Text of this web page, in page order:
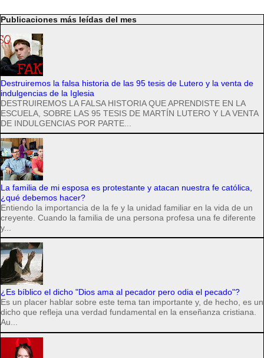
Publicaciones más leídas del mes
Destruiremos la falsa historia de las 95 tesis de Lutero y la venta de
indulgencias de la Iglesia
DESTRUIREMOS LA FALSA HISTORIA QUE APRENDISTE EN LA
ESCUELA, SOBRE LAS 95 TESIS DE MARTÍN LUTERO Y LA VENTA
DE INDULGENCIAS POR PARTE...
La familia de mi esposa es protestante y atacan nuestra fe católica,
¿qué debemos hacer?
Entiendo la importancia de la fe y la unidad familiar en la vida de un
creyente. Cuando la familia de una persona profesa una fe diferente
y...
¿Es bíblico el dicho "Dios ama al pecador pero odia el pecado"?
Es un placer hablar sobre este tema tan importante y, de hecho, es un
dicho que refleja una verdad fundamental en la enseñanza cristiana.
Au...